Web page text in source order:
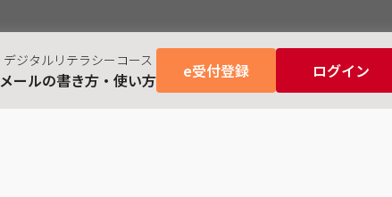
デジタルリテラシーコース
メールの書き方・使い方 e受付登録 ログイン